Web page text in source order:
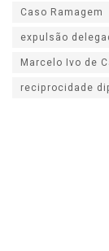
Caso Ramagem
expulsão
Marcelo Ivo de
reciprocidade